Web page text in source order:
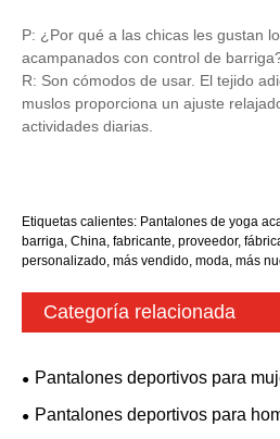
P: ¿Por qué a las chicas les gustan
acampanados con control de
R: Son cómodos de usar. El tejido
muslos proporciona un ajuste
actividades diarias.
Etiquetas calientes: Pantalones de yoga
barriga, China, fabricante, proveedor,
personalizado, más vendido, moda, más
Categoría relacionada
Pantalones deportivos para
Pantalones deportivos para